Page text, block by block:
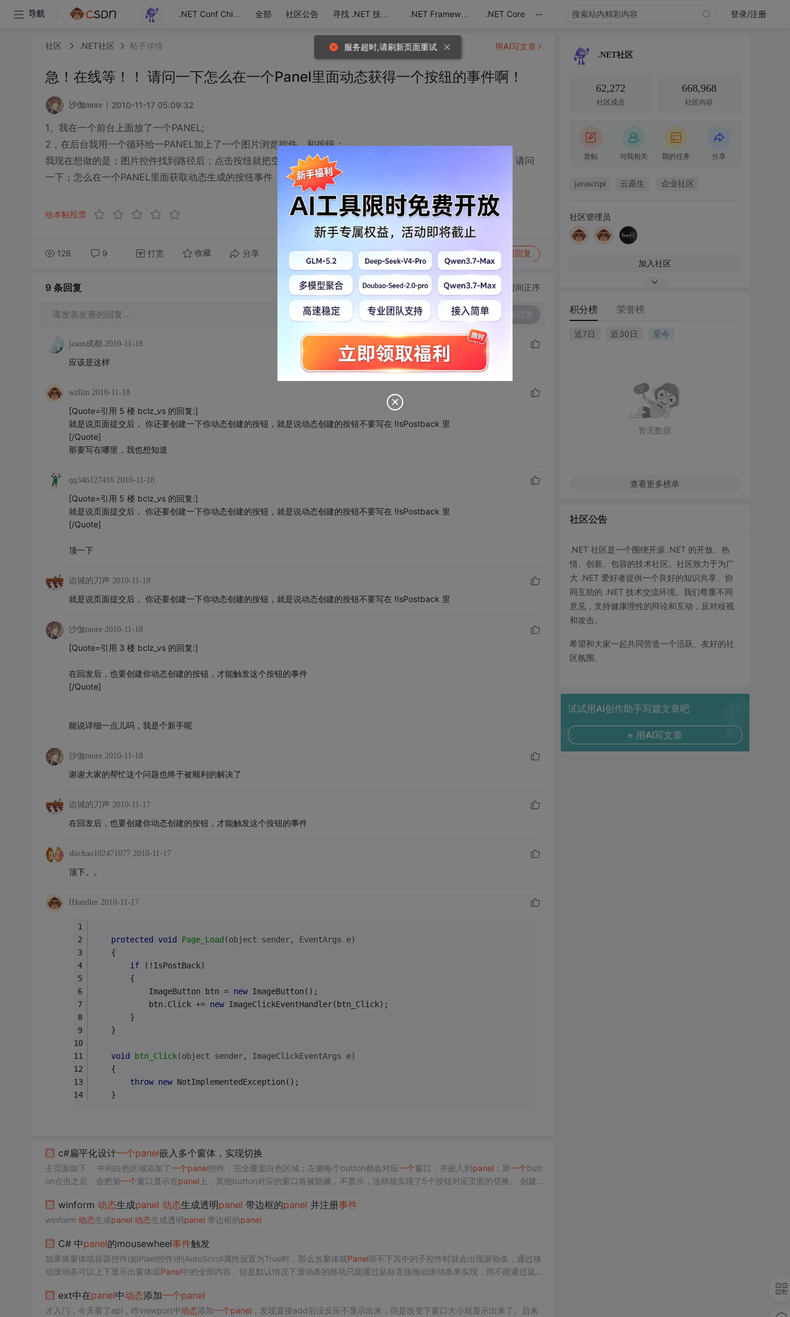
导航 .NET Conf China 全部 社区公告 寻找 .NET 技术达人 .NET Framework .NET Core ... 登录/注册
社区 .NET社区 帖子详情
急！在线等！！ 请问一下怎么在一个Panel里面动态获得一个按纽的事件啊！
沙伽more 2010-11-17 05:09:32
1、我在一个前台上面放了一个PANEL;
2，在后台我用一个循环给一PANEL加上了一个图片浏览控件，和按纽；
我现在想做的是；图片控件找到路径后；点击按纽就把空上图存入数据库；可是我现在找不到这个按纽的事件了，请问
一下；怎么在一个PANEL里面获取动态生成的按纽事件
给本帖投票
128 9 打赏 收藏 分享 转发到动态 举报 写回复
用AI写文章
9 条回复 切换为时间正序
请发表友善的回复…
jason成都 2010-11-18
应该是这样
wzllin 2010-11-18
[Quote=引用 5 楼 bclz_vs 的回复:]
就是说页面提交后， 你还要创建一下你动态创建的按钮，就是说动态创建的按钮不要写在 !IsPostback 里
[/Quote]
那要写在哪里，我也想知道
qq346127416 2010-11-18
[Quote=引用 5 楼 bclz_vs 的回复:]
就是说页面提交后， 你还要创建一下你动态创建的按钮，就是说动态创建的按钮不要写在 !IsPostback 里
[/Quote]
顶一下
边城的刀声 2010-11-18
就是说页面提交后， 你还要创建一下你动态创建的按钮，就是说动态创建的按钮不要写在 !IsPostback 里
沙伽more 2010-11-18
[Quote=引用 3 楼 bclz_vs 的回复:]
在回发后，也要创建你动态创建的按钮，才能触发这个按钮的事件
[/Quote]
能说详细一点儿吗，我是个新手呢
沙伽more 2010-11-18
谢谢大家的帮忙这个问题也终于被顺利的解决了
边城的刀声 2010-11-17
在回发后，也要创建你动态创建的按钮，才能触发这个按钮的事件
shichao102471077 2010-11-17
顶下。。
IHandler 2010-11-17
protected void Page_Load (object sender, EventArgs e)
    {
if (!IsPostBack)
        {
            ImageButton btn =
new ImageButton();
            btn.Click +=
new ImageClickEventHandler(btn_Click);
        }
    }
void btn_Click(object sender, ImageClickEventArgs e)
    {
throw new NotImplementedException();
    }
c#扁平化设计一个panel嵌入多个窗体，实现切换
主页面如下： 中间白色区域添加了一个panel控件，完全覆盖白色区域；左侧每个button都会对应一个窗口，并嵌入到panel；第一个butt
on点击之后，会把第一个窗口显示在panel 上，其他button对应的窗口将被隐藏，不显示，这样就实现了5个按钮对应页面的切换。 创建 一
winform 动态生成panel 动态生成透明panel 带边框的panel 并注册事件
winform 动态生成panel 动态生成透明panel带边框的panel
C# 中panel的mousewheel事件触发
如果将窗体或容器控件(如Plael控件)的AutoScroll属性设置为True时，那么当窗体或Panel容不下其中的子控件时就会出现滚动条，通过移
动滚动条可以上下显示出窗体或Panel中的全部内容。但是默认情况下滚动条的移动只能通过鼠标直接拖动滚动条来实现，而不能通过鼠标
ext中在panel中动态添加一个panel
才入门，今天看了api，咋viewport中动态添加一个panel，发现直接add后没反应不显示出来，但是改变下窗口大小就显示出来了。后来
.NET社区
62,272
社区成员
668,968
社区内容
发帖 与我相关 我的任务 分享
javascript 云原生 企业社区
社区管理员
加入社区
积分榜 荣誉榜
近7日 近30日 至今
暂无数据
查看更多榜单
社区公告
.NET 社区是一个围绕开源 .NET 的开放、热
情、创新、包容的技术社区。社区致力于为广
大 .NET 爱好者提供一个良好的知识共享、协
同互助的 .NET 技术交流环境。我们尊重不同
意见，支持健康理性的辩论和互动，反对歧视
和攻击。
希望和大家一起共同营造一个活跃、友好的社
区氛围。
试试用AI创作助手写篇文章吧
+ 用AI写文章
服务超时,请刷新页面重试